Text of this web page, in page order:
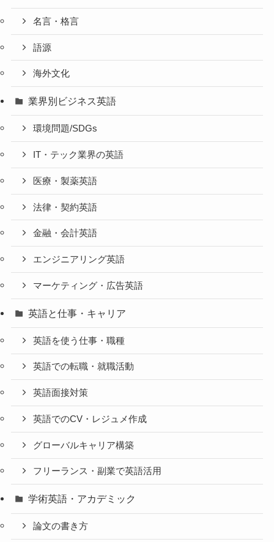
名言・格言
語源
海外文化
業界別ビジネス英語
環境問題/SDGs
IT・テック業界の英語
医療・製薬英語
法律・契約英語
金融・会計英語
エンジニアリング英語
マーケティング・広告英語
英語と仕事・キャリア
英語を使う仕事・職種
英語での転職・就職活動
英語面接対策
英語でのCV・レジュメ作成
グローバルキャリア構築
フリーランス・副業で英語活用
学術英語・アカデミック
論文の書き方